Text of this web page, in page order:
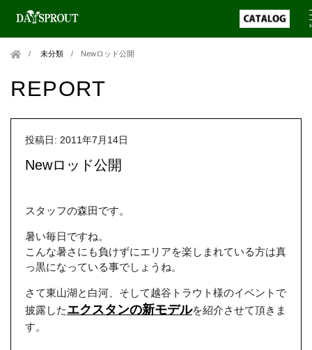
未分類 / Newロッド公開
REPORT
投稿日: 2011年7月14日
Newロッド公開
スタッフの森田です。
暑い毎日ですね。
こんな暑さにも負けずにエリアを楽しまれている方は真
っ黒になっている事でしょうね。
さて東山湖と白河、そして越谷トラウト様のイベントで
披露したエクスタンの新モデルを紹介させて頂きま
す。